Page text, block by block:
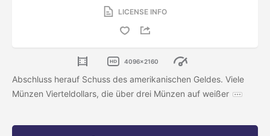
LICENSE INFO
4096x2160
Abschluss herauf Schuss des amerikanischen Geldes. Viele
Münzen Vierteldollars, die über drei Münzen auf weißer